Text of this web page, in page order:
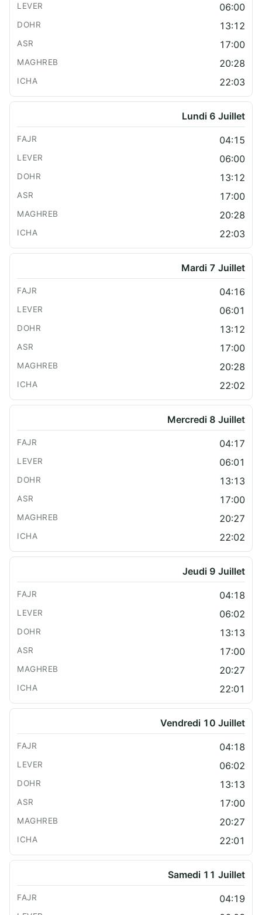
06:00
13:12
17:00
20:28
22:03
Lundi 6 Juillet
04:15
06:00
13:12
17:00
20:28
22:03
Mardi 7 Juillet
04:16
06:01
13:12
17:00
20:28
22:02
Mercredi 8 Juillet
04:17
06:01
13:13
17:00
20:27
22:02
Jeudi 9 Juillet
04:18
06:02
13:13
17:00
20:27
22:01
Vendredi 10 Juillet
04:18
06:02
13:13
17:00
20:27
22:01
Samedi 11 Juillet
04:19